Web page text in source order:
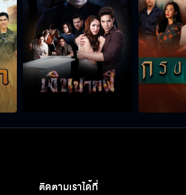
ติดตามเราได้ที่